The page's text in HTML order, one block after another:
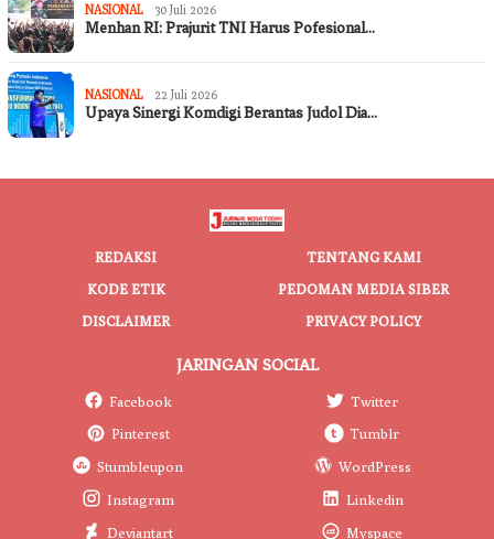
NASIONAL 30 Juli 2026
Menhan RI: Prajurit TNI Harus Pofesional…
NASIONAL 22 Juli 2026
Upaya Sinergi Komdigi Berantas Judol Dia…
REDAKSI
TENTANG KAMI
KODE ETIK
PEDOMAN MEDIA SIBER
DISCLAIMER
PRIVACY POLICY
JARINGAN SOCIAL
Facebook
Twitter
Pinterest
Tumblr
Stumbleupon
WordPress
Instagram
Linkedin
Deviantart
Myspace